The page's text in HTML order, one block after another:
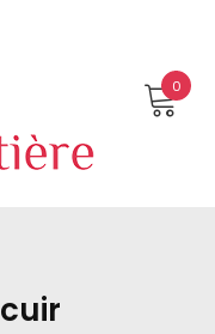
0
cuir